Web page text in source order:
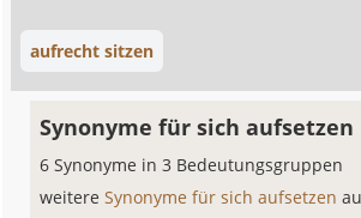
aufrecht sitzen
Synonyme für sich aufsetzen
6 Synonyme in 3 Bedeutungsgruppen
weitereSynonyme für sich aufsetzen